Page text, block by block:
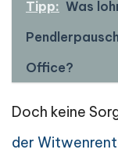
Tipp: Was
Office?
Doch keine
der